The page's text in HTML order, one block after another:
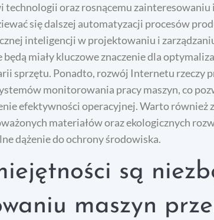
technologii oraz rosnącemu
się dalszej automatyzacji procesów
inteligencji w projektowaniu i
będą miały kluczowe znaczenie dla
sprzętu. Ponadto, rozwój Internetu rzeczy
monitorowania pracy maszyn, co
efektywności operacyjnej. Warto również
materiałów oraz ekologicznych
dążenie do ochrony środowiska.
są
maszyn